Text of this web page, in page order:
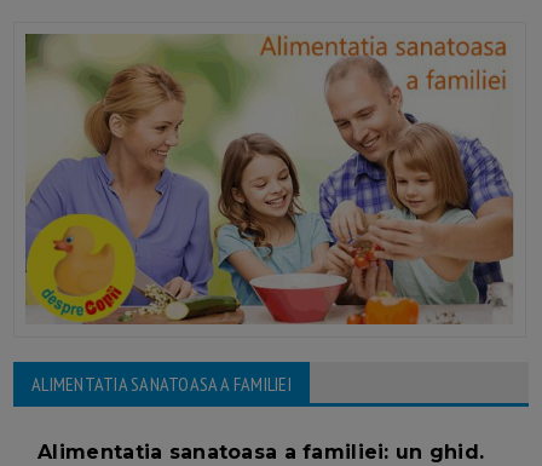
ALIMENTATIA SANATOASA A FAMILIEI
Alimentatia sanatoasa a familiei: un ghid.